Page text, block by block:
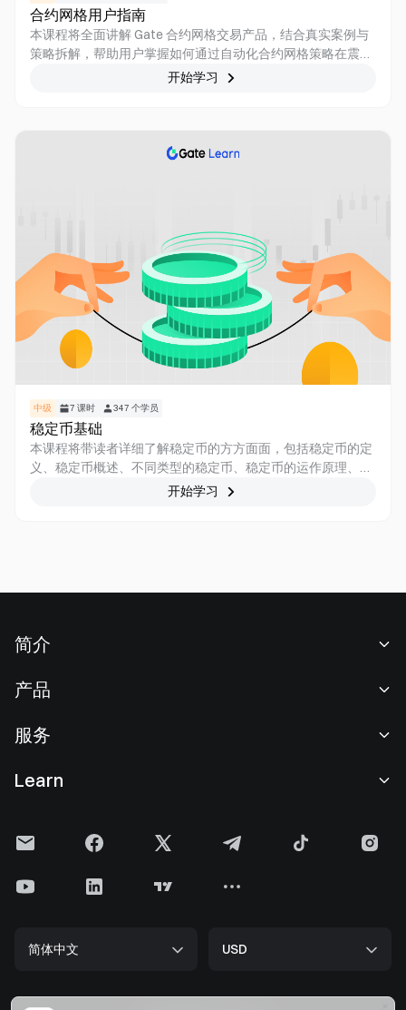
合约网格用户指南
本课程将全面讲解 Gate 合约网格交易产品，结合真实案例与
策略拆解，帮助用户掌握如何通过自动化合约网格策略在震荡
行情中高效套利，适应全天候的加密市场。
开始学习
中级 7 课时 347 个学员
稳定币基础
本课程将带读者详细了解稳定币的方方面面，包括稳定币的定
义、稳定币概述、不同类型的稳定币、稳定币的运作原理、如
何安全地投资稳定币。同时，课程还将详细介绍市场上的主要
开始学习
简介
新闻中心
Cookie 政策
储备金
产品
现货交易
理财中心
Alpha
服务
费率标准
上币申请
Learn
Gate 快讯
以太坊 (ETH) 升级
简体中文 USD